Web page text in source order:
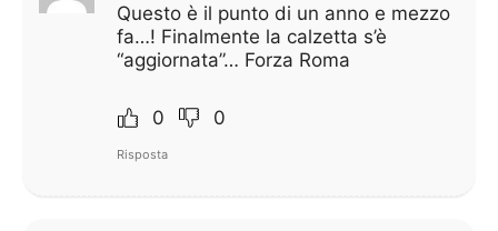
Questo è il punto di un anno e mezzo
fa…! Finalmente la calzetta s’è
“aggiornata”… Forza Roma
0 0
Risposta